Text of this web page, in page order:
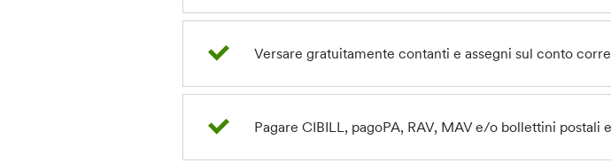
Versare gratuitamente contanti e assegni sul conto
Pagare CIBILL, pagoPA, RAV, MAV e/o bollettini postali